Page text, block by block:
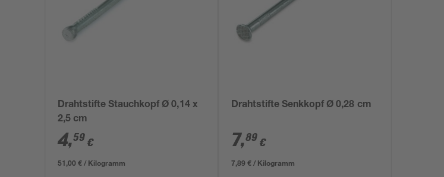
Drahtstifte Stauchkopf Ø 0,14 x
2,5 cm
4,59 €
51,00 € / Kilogramm
Drahtstifte Senkkopf Ø 0,28 cm
7,89 €
7,89 € / Kilogramm